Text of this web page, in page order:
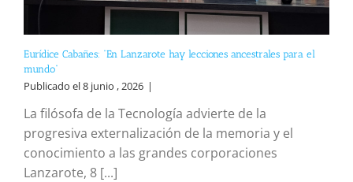
Eurídice Cabañes: “En Lanzarote hay lecciones ancestrales para el
mundo”
Publicado el 8 junio , 2026 |
La filósofa de la Tecnología advierte de la
progresiva externalización de la memoria y el
conocimiento a las grandes corporaciones
Lanzarote, 8 [...]